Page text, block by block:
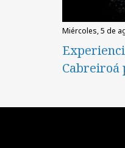
miércoles, 5 de
Cabreiroá